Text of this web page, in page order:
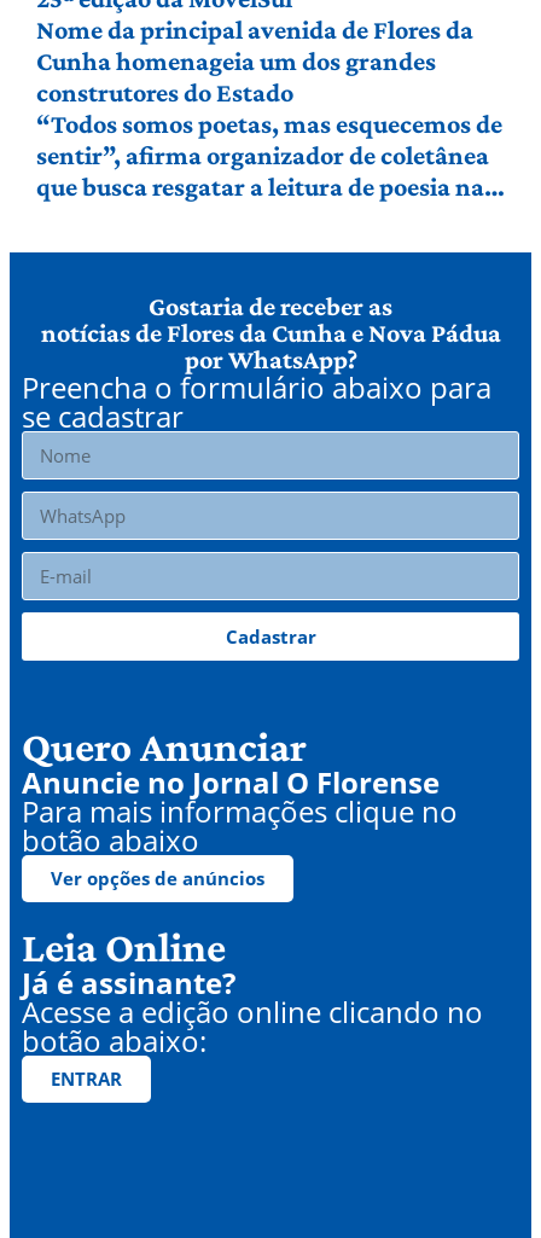
Nome da principal avenida de Flores da
Cunha homenageia um dos grandes
construtores do Estado
“Todos somos poetas, mas esquecemos de
sentir”, afirma organizador de coletânea
que busca resgatar a leitura de poesia na
Gostaria de receber as
notícias de Flores da Cunha e Nova Pádua
por WhatsApp?
Preencha o formulário abaixo para
se cadastrar
Cadastrar
Quero Anunciar
Anuncie no Jornal O Florense
Para mais informações clique no
botão abaixo
Ver opções de anúncios
Leia Online
Já é assinante?
Acesse a edição online clicando no
botão abaixo:
ENTRAR